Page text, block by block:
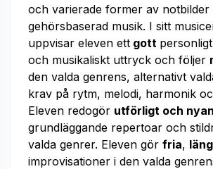
och varierade former av
gehörsbaserad musik. I sitt
uppvisar eleven ett gott
och musikaliskt uttryck och följer
den valda genrens, alternativt
krav på rytm, melodi, harmonik
Eleven redogör utförligt och
grundläggande repertoar och
valda genrer. Eleven gör fria,
improvisationer i den valda